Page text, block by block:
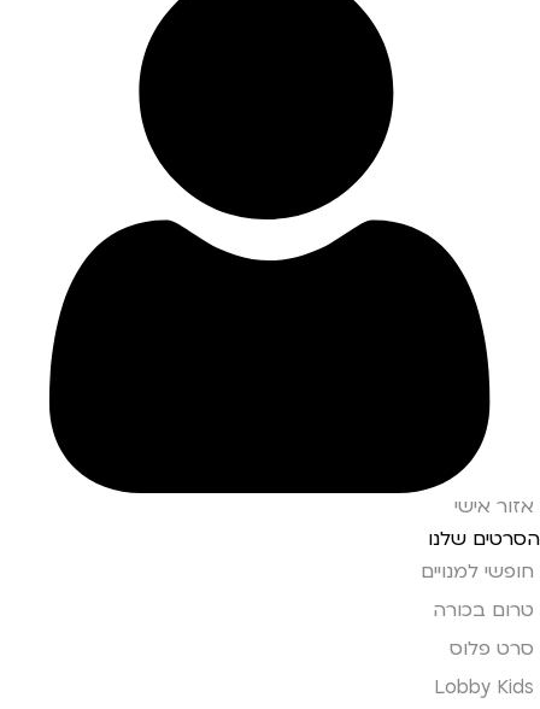
אזור אישי
הסרטים שלנו
חופשי למנויים
טרום בכורה
סרט פלוס
Lobby Kids